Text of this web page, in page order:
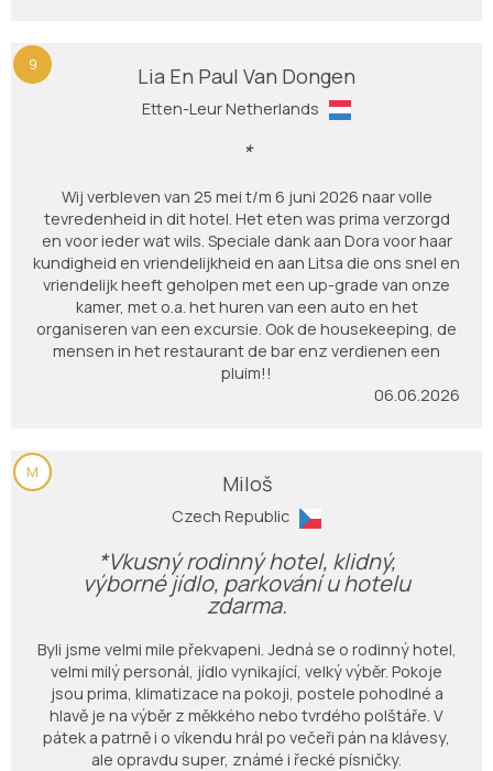
9 Lia En Paul Van Dongen
Etten-Leur Netherlands
*
Wij verbleven van 25 mei t/m 6 juni 2026 naar volle
tevredenheid in dit hotel. Het eten was prima verzorgd
en voor ieder wat wils. Speciale dank aan Dora voor haar
kundigheid en vriendelijkheid en aan Litsa die ons snel en
vriendelijk heeft geholpen met een up-grade van onze
kamer, met o.a. het huren van een auto en het
organiseren van een excursie. Ook de housekeeping, de
mensen in het restaurant de bar enz verdienen een
pluim!!
06.06.2026
M Miloš
Czech Republic
*Vkusný rodinný hotel, klidný,
výborné jídlo, parkování u hotelu
zdarma.
Byli jsme velmi mile překvapeni. Jedná se o rodinný hotel,
velmi milý personál, jídlo vynikající, velký výběr. Pokoje
jsou prima, klimatizace na pokoji, postele pohodlné a
hlavě je na výběr z měkkého nebo tvrdého polštáře. V
pátek a patrně i o víkendu hrál po večeři pán na klávesy,
ale opravdu super, známé i řecké písničky.